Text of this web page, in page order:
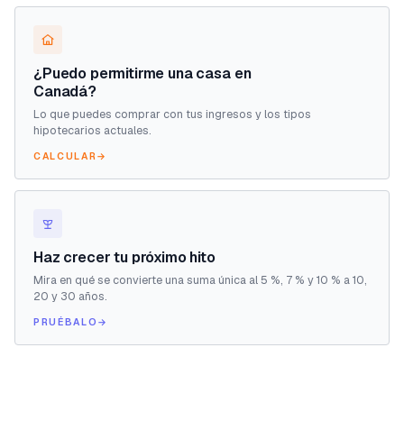
¿Puedo permitirme una casa en
Canadá?
Lo que puedes comprar con tus ingresos y los tipos
hipotecarios actuales.
CALCULAR→
Haz crecer tu próximo hito
Mira en qué se convierte una suma única al 5 %, 7 % y 10 % a 10,
20 y 30 años.
PRUÉBALO →